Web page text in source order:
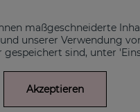
/ SJD of Sweden AB 2022
maßgeschneiderte
unserer Verwendung
sind, unter
Akzeptieren